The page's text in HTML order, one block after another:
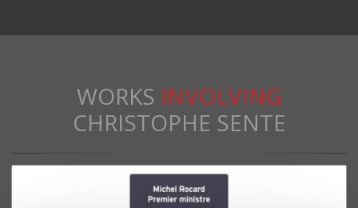
WORKS INVOLVING
CHRISTOPHE SENTE